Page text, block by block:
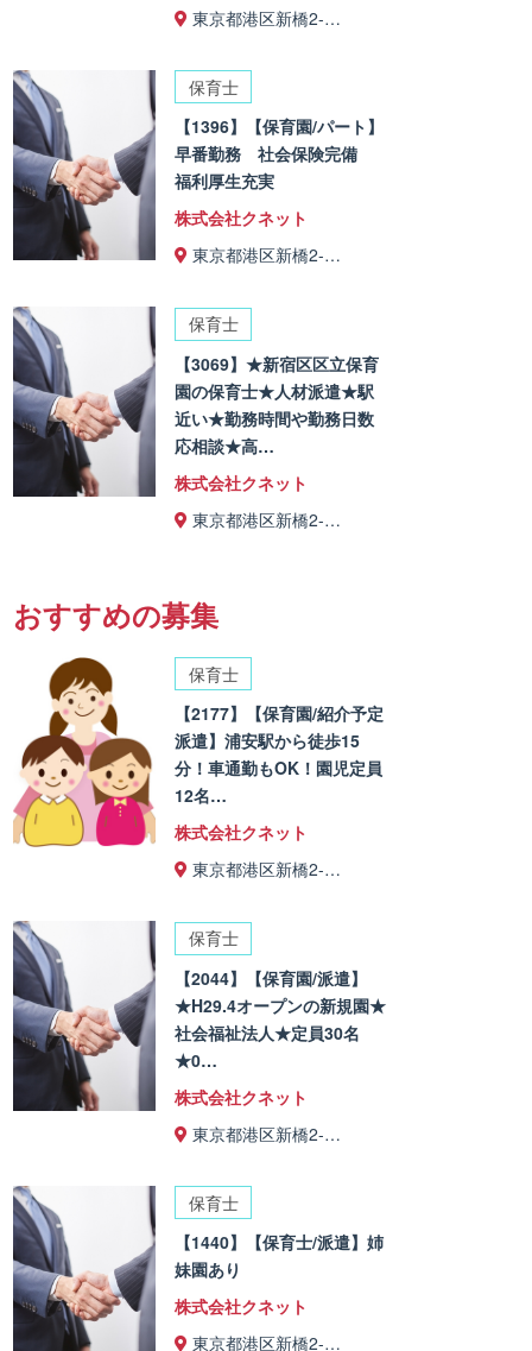
東京都港区新橋2-…
保育士
【1396】【保育園/パート】
早番勤務 社会保険完備
福利厚生充実
株式会社クネット
東京都港区新橋2-…
保育士
【3069】★新宿区区立保育
園の保育士★人材派遣★駅
近い★勤務時間や勤務日数
応相談★高…
株式会社クネット
東京都港区新橋2-…
おすすめの募集
保育士
【2177】【保育園/紹介予定
派遣】浦安駅から徒歩15
分！車通勤もOK！園児定員
12名…
株式会社クネット
東京都港区新橋2-…
保育士
【2044】【保育園/派遣】
★H29.4オープンの新規園★
社会福祉法人★定員30名
★0…
株式会社クネット
東京都港区新橋2-…
保育士
【1440】【保育士/派遣】姉
妹園あり
株式会社クネット
東京都港区新橋2-…